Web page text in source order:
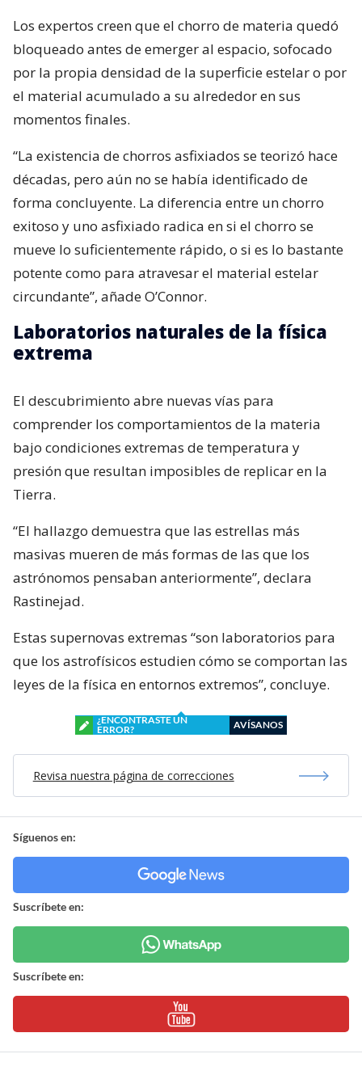
Los expertos creen que el chorro de materia quedó
bloqueado antes de emerger al espacio, sofocado
por la propia densidad de la superficie estelar o por
el material acumulado a su alrededor en sus
momentos finales.
“La existencia de chorros asfixiados se teorizó hace
décadas, pero aún no se había identificado de
forma concluyente. La diferencia entre un chorro
exitoso y uno asfixiado radica en si el chorro se
mueve lo suficientemente rápido, o si es lo bastante
potente como para atravesar el material estelar
circundante”, añade O’Connor.
Laboratorios naturales de la física
extrema
El descubrimiento abre nuevas vías para
comprender los comportamientos de la materia
bajo condiciones extremas de temperatura y
presión que resultan imposibles de replicar en la
Tierra.
“El hallazgo demuestra que las estrellas más
masivas mueren de más formas de las que los
astrónomos pensaban anteriormente”, declara
Rastinejad.
Estas supernovas extremas “son laboratorios para
que los astrofísicos estudien cómo se comportan las
leyes de la física en entornos extremos”, concluye.
¿ENCONTRASTE UN
ERROR?
AVÍSANOS
Revisa nuestra página de correcciones
Síguenos en:
Suscríbete en:
Suscríbete en: